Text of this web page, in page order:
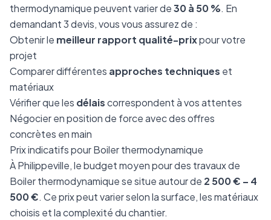
thermodynamique peuvent varier de30 à 50 %. En
demandant 3 devis, vous vous assurez de :
Obtenir le meilleur rapport qualité-prixpour votre
projet
Comparer différentes approches techniques et
matériaux
Vérifier que les délaiscorrespondent à vos attentes
Négocier en position de force avec des offres
concrètes en main
Prix indicatifs pour Boiler thermodynamique
À Philippeville, le budget moyen pour des travaux de
Boiler thermodynamique se situe autour de 2 500 € – 4
500 €. Ce prix peut varier selon la surface, les matériaux
choisis et la complexité du chantier.